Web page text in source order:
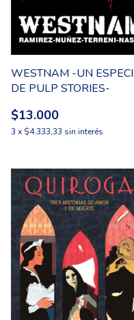
WESTNAM -UN
DE PULP STORIES-
$13.000
3 x $4.333,33 sin interés